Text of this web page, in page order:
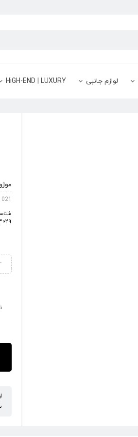
لوازم جانبی HiGH-END | LUXURY
موژو